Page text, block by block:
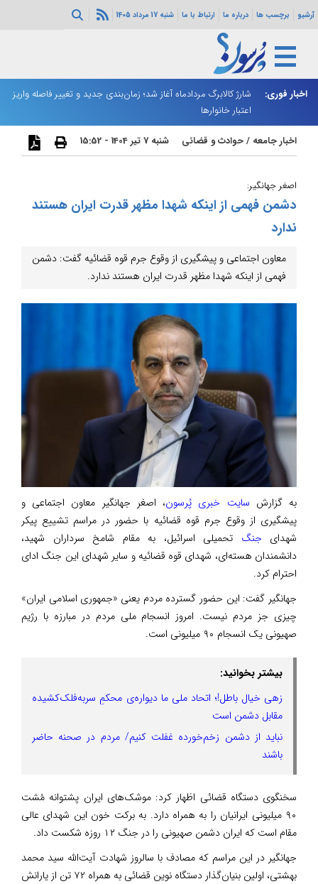
آرشیو برچسب ها درباره ما ارتباط با ما شنبه 17 مرداد 1405
اخبار فوری:
هرمز ادامه
شارژ کالابرگ مردادماه آغاز شد؛ زمان‌بندی جدید و تغییر فاصله واریز
اعتبار خانوارها
اخبار جامعه /حوادث و قضائی شنبه 7 تیر 1404 - 15:52
اصغر جهانگیر:
دشمن فهمی از اینکه شهدا مظهر قدرت ایران هستند
ندارد
معاون اجتماعی و پیشگیری از وقوع جرم قوه قضائیه گفت: دشمن
فهمی از اینکه شهدا مظهر قدرت ایران هستند ندارد.
به گزارش سایت خبری پُرسون، اصغر جهانگیر معاون اجتماعی و
پیشگیری از وقوع جرم قوه قضائیه با حضور در مراسم تشییع پیکر
شهدای جنگ تحمیلی اسرائیل، به مقام شامخ سرداران شهید،
دانشمندان هسته‌ای، شهدای قوه قضائیه و سایر شهدای این جنگ ادای
احترام کرد.
جهانگیر گفت: این حضور گسترده مردم یعنی «جمهوری اسلامی ایران»
چیزی جز مردم نیست. امروز انسجام ملی مردم در مبارزه با رژیم
صهیونی یک انسجام ۹۰ میلیونی است.
بیشتر بخوانید:
زهی خیال باطل!؛ اتحاد ملی ما دیواره‌ی محکمِ سربه‌فلک‌کشیده
مقابل دشمن است
نباید از دشمن زخم‌خورده غفلت کنیم/ مردم در صحنه حاضر
باشند
سخنگوی دستگاه قضائی اظهار کرد: موشک‌های ایران پشتوانه مُشت
۹۰ میلیونی ایرانیان را به همراه دارد. به برکت خون این شهدای عالی
مقام است که ایران دشمن صهیونی را در جنگ ۱۲ روزه شکست داد.
جهانگیر در این مراسم که مصادف با سالروز شهادت آیت‌الله سید محمد
بهشتی، اولین بنیان‌گذار دستگاه نوین قضائی به همراه ۷۲ تن از یارانش